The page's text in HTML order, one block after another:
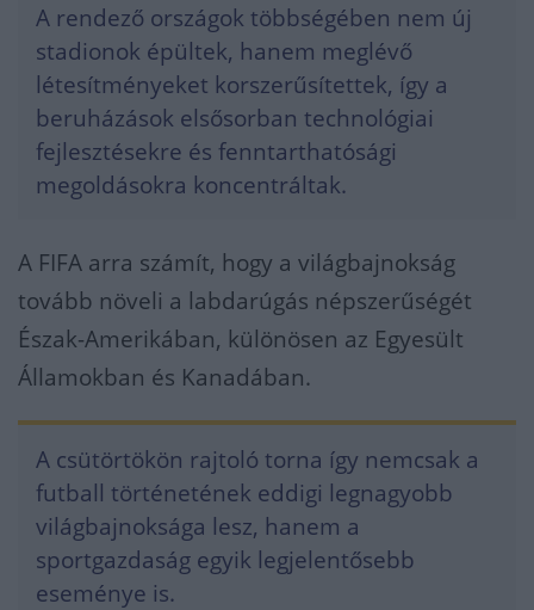
A rendező országok többségében nem új
stadionok épültek, hanem meglévő
létesítményeket korszerűsítettek, így a
beruházások elsősorban technológiai
fejlesztésekre és fenntarthatósági
megoldásokra koncentráltak.
A FIFA arra számít, hogy a világbajnokság
tovább növeli a labdarúgás népszerűségét
Észak-Amerikában, különösen az Egyesült
Államokban és Kanadában.
A csütörtökön rajtoló torna így nemcsak a
futball történetének eddigi legnagyobb
világbajnoksága lesz, hanem a
sportgazdaság egyik legjelentősebb
eseménye is.